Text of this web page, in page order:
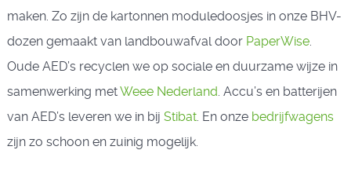
maken. Zo zijn de kartonnen moduledoosjes in onze BHV-
dozen gemaakt van landbouwafval door PaperWise.
Oude AED’s recyclen we op sociale en duurzame wijze in
samenwerking metWeee Nederland. Accu’s en batterijen
van AED’s leveren we in bij Stibat. En onze bedrijfwagens
zijn zo schoon en zuinig mogelijk.